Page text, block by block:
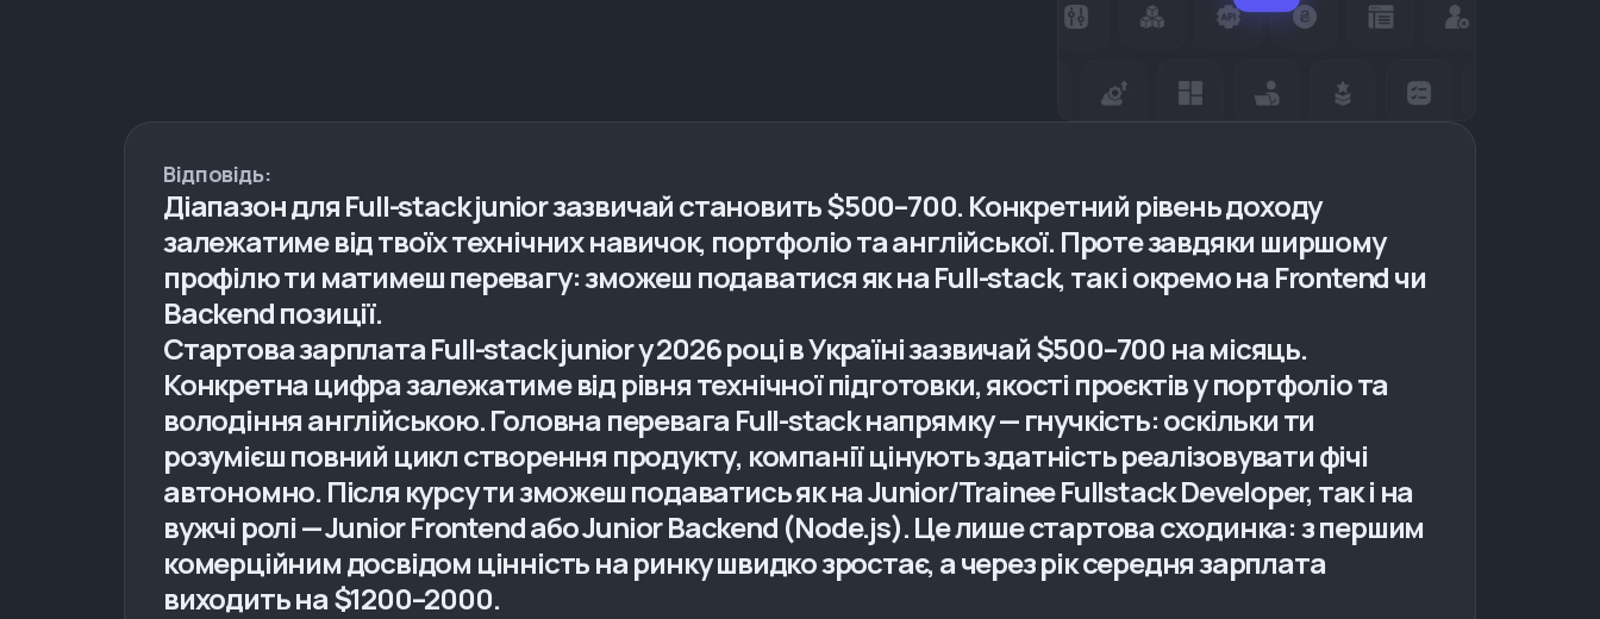
Відповідь:
Діапазон для Full-stack junior зазвичай становить $500–700. Конкретний рівень доходу
залежатиме від твоїх технічних навичок, портфоліо та англійської. Проте завдяки ширшому
профілю ти матимеш перевагу: зможеш подаватися як на Full-stack, так і окремо на Frontend чи
Backend позиції.
Стартова зарплата Full-stack junior у 2026 році в Україні зазвичай $500–700 на місяць.
Конкретна цифра залежатиме від рівня технічної підготовки, якості проєктів у портфоліо та
володіння англійською. Головна перевага Full-stack напрямку — гнучкість: оскільки ти
розумієш повний цикл створення продукту, компанії цінують здатність реалізовувати фічі
автономно. Після курсу ти зможеш подаватись як на Junior/Trainee Fullstack Developer, так і на
вужчі ролі — Junior Frontend або Junior Backend (Node.js). Це лише стартова сходинка: з першим
комерційним досвідом цінність на ринку швидко зростає, а через рік середня зарплата
виходить на $1200–2000.